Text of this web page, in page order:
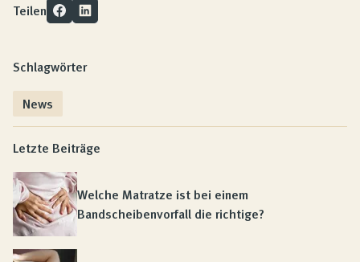
Teilen
Schlagwörter
News
Letzte Beiträge
Welche Matratze ist bei einem
Bandscheibenvorfall die richtige?